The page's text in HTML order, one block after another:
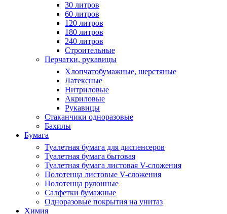
30 литров
60 литров
120 литров
180 литров
240 литров
Строительные
Перчатки, рукавицы
Хлопчатобумажные, шерстяные
Латексные
Нитриловые
Акриловые
Рукавицы
Стаканчики одноразовые
Бахилы
Бумага
Туалетная бумага для диспенсеров
Туалетная бумага бытовая
Туалетная бумага листовая V-сложения
Полотенца листовые V-сложения
Полотенца рулонные
Салфетки бумажные
Одноразовые покрытия на унитаз
Химия